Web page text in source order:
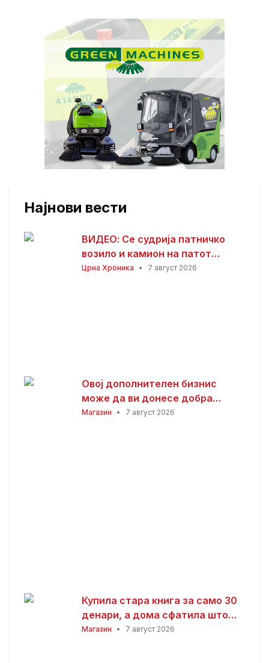
Најнови вести
ВИДЕО: Се судрија патничко
возило и камион на патот
Гостивар – Страж
Црна Хроника • 7 август 2026
Овој дополнителен бизнис
може да ви донесе добра
заработка од дома: Не ви треба
Магазин • 7 август 2026
Купила стара книга за само 30
денари, а дома сфатила што
всушност пронашла: „Како да
Магазин • 7 август 2026